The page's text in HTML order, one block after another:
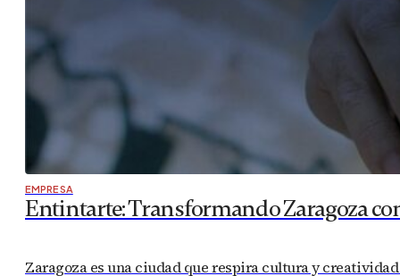
EMPRESA
Entintarte: Transformando Zaragoza
Zaragoza es una ciudad que respira cultura y